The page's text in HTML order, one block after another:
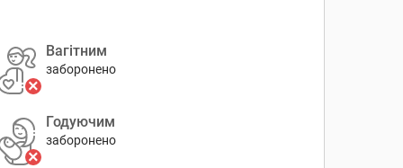
Вагітним
заборонено
Годуючим
заборонено